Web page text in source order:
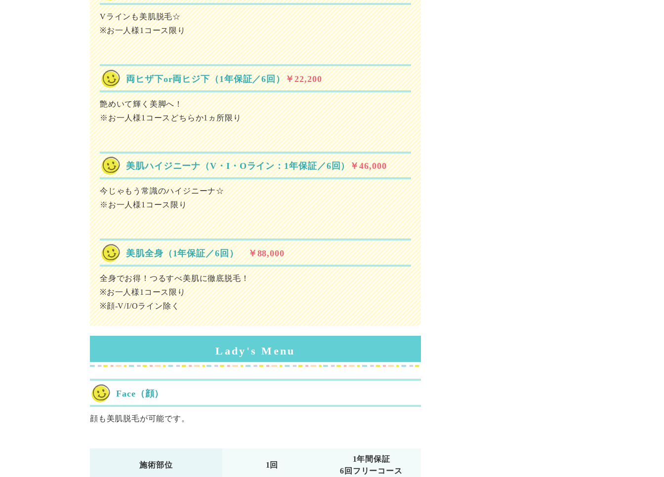
Vラインも美肌脱毛☆
※お一人様1コース限り
両ヒザ下or両ヒジ下（1年保証／6回）￥22,200
艶めいて輝く美脚へ！
※お一人様1コースどちらか1ヵ所限り
美肌ハイジニーナ（V・I・Oライン：1年保証／6回）￥46,000
今じゃもう常識のハイジニーナ☆
※お一人様1コース限り
美肌全身（1年保証／6回）￥88,000
全身でお得！つるすべ美肌に徹底脱毛！
※お一人様1コース限り
※顔-V/I/Oライン除く
Lady's Menu
Face（顔）
顔も美肌脱毛が可能です。
施術部位 1回
1年間保証
6回フリーコース